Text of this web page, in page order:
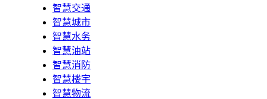
智慧交通
智慧城市
智慧水务
智慧油站
智慧消防
智慧楼宇
智慧物流